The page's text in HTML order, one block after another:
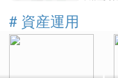
# 資産運用